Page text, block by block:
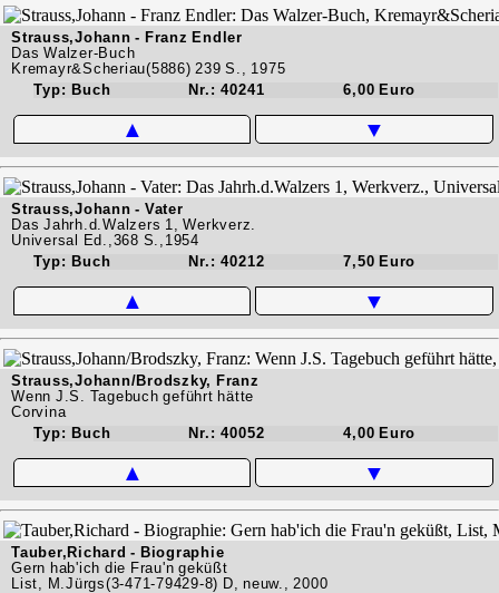
Strauss,Johann - Franz Endler
Das Walzer-Buch
Kremayr&Scheriau(5886) 239 S., 1975
Typ: Buch
Nr.: 40241 6,00 Euro
▲ ▼
Strauss,Johann - Vater
Das Jahrh.d.Walzers 1, Werkverz.
Universal Ed.,368 S.,1954
Typ: Buch
Nr.: 40212 7,50 Euro
▲ ▼
Strauss,Johann/Brodszky, Franz
Wenn J.S. Tagebuch geführt hätte
Corvina
Typ: Buch
Nr.: 40052 4,00 Euro
▲ ▼
Tauber,Richard - Biographie
Gern hab'ich die Frau'n geküßt
List, M.Jürgs(3-471-79429-8) D, neuw., 2000